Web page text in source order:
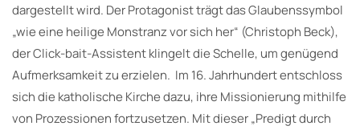
dargestellt wird. Der Protagonist trägt das Glaubenssymbol
„wie eine heilige Monstranz vor sich her“ (Christoph Beck),
der Click-bait-Assistent klingelt die Schelle, um genügend
Aufmerksamkeit zu erzielen. Im 16. Jahrhundert entschloss
sich die katholische Kirche dazu, ihre Missionierung mithilfe
von Prozessionen fortzusetzen. Mit dieser „Predigt durch